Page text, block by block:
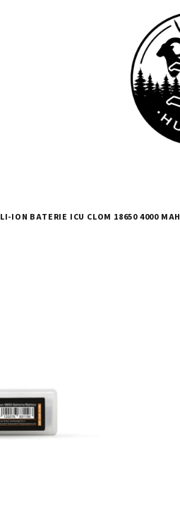
LI-ION BATERIE ICU CLOM 18650 4000 MAH